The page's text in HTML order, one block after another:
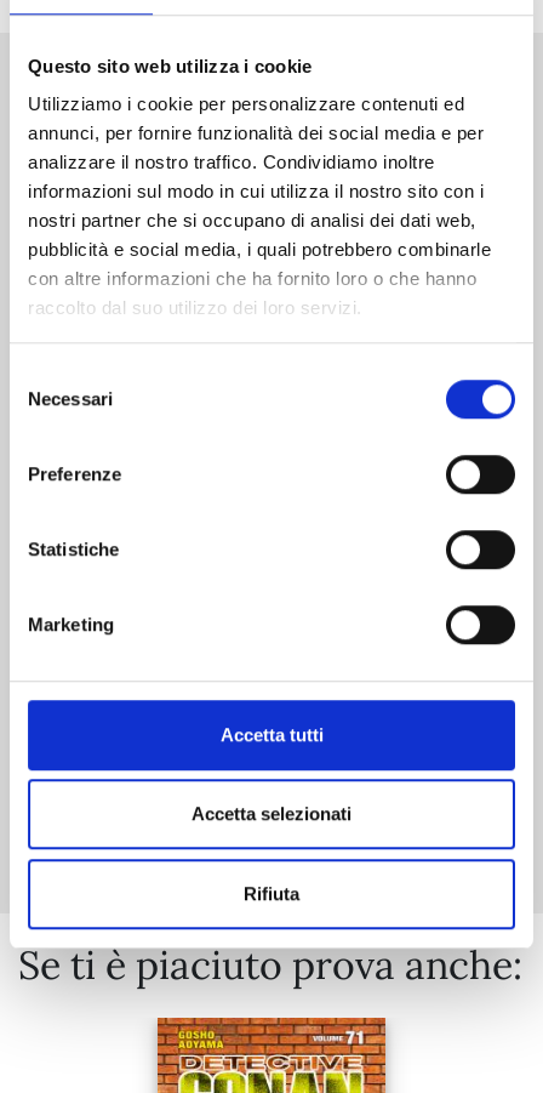
Questo sito web utilizza i cookie
Utilizziamo i cookie per personalizzare contenuti ed
annunci, per fornire funzionalità dei social media e per
analizzare il nostro traffico. Condividiamo inoltre
informazioni sul modo in cui utilizza il nostro sito con i
nostri partner che si occupano di analisi dei dati web,
pubblicità e social media, i quali potrebbero combinarle
con altre informazioni che ha fornito loro o che hanno
raccolto dal suo utilizzo dei loro servizi.
delNecessari
Preferenze
Statistiche
Marketing
Accetta tutti
Accetta selezionati
Rifiuta
Altri volumi della serie
Mostra tutto
Se ti è piaciuto prova anche: